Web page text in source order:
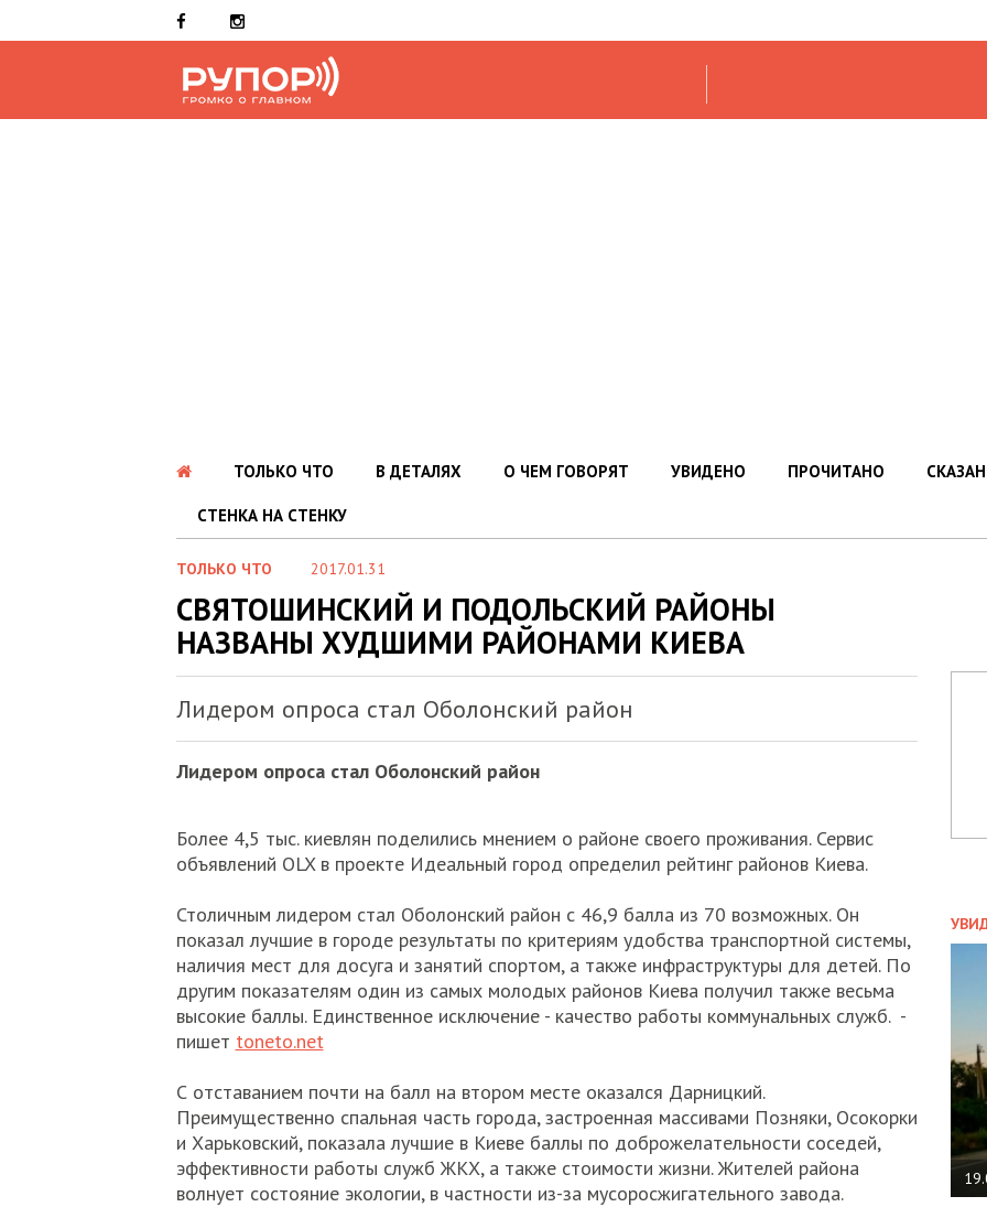
ТОЛЬКО ЧТО В ДЕТАЛЯХ О ЧЕМ ГОВОРЯТ УВИДЕНО ПРОЧИТАНО
СТЕНКА НА СТЕНКУ
ТОЛЬКО ЧТО 2017.01.31
СВЯТОШИНСКИЙ И ПОДОЛЬСКИЙ РАЙОНЫ
НАЗВАНЫ ХУДШИМИ РАЙОНАМИ КИЕВА
Лидером опроса стал Оболонский район
Лидером опроса стал Оболонский район
Более 4,5 тыс. киевлян поделились мнением о районе своего проживания. Сервис
объявлений OLX в проекте Идеальный город определил рейтинг районов Киева.
Столичным лидером стал Оболонский район с 46,9 балла из 70 возможных. Он
показал лучшие в городе результаты по критериям удобства транспортной системы,
наличия мест для досуга и занятий спортом, а также инфраструктуры для детей. По
другим показателям один из самых молодых районов Киева получил также весьма
высокие баллы. Единственное исключение - качество работы коммунальных служб. -
пишет toneto.net
С отставанием почти на балл на втором месте оказался Дарницкий.
Преимущественно спальная часть города, застроенная массивами Позняки, Осокорки
и Харьковский, показала лучшие в Киеве баллы по доброжелательности соседей,
эффективности работы служб ЖКХ, а также стоимости жизни. Жителей района
волнует состояние экологии, в частности из-за мусоросжигательного завода.
НА